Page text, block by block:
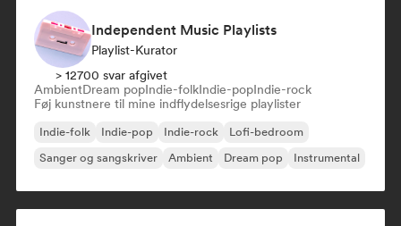
Independent Music Playlists
Playlist-Kurator
> 12700 svar afgivet
AmbientDream popIndie-folkIndie-popIndie-rock
Føj kunstnere til mine indflydelsesrige playlister
Indie-folk Indie-pop Indie-rock
Lofi-bedroom
Sanger og sangskriver
Ambient Dream pop Instrumental